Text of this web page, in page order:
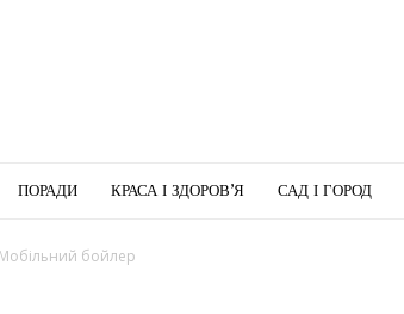
ПОРАДИ КРАСА І ЗДОРОВ’Я САД І ГОРОД
Мобільний бойлер